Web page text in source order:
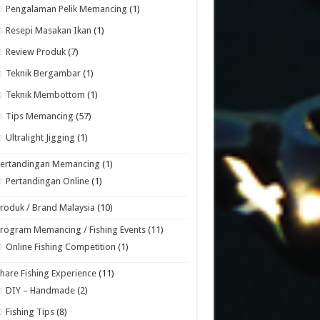
Pengalaman Pelik Memancing (1)
Resepi Masakan Ikan (1)
Review Produk (7)
Teknik Bergambar (1)
Teknik Membottom (1)
Tips Memancing (57)
Ultralight Jigging (1)
Memancing (1)
Pertandingan Online (1)
/ Brand Malaysia (10)
Memancing / Fishing Events (11)
Online Fishing Competition (1)
Fishing Experience (11)
DIY – Handmade (2)
Fishing Tips (8)